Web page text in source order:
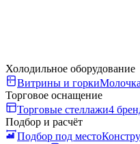
Холодильное оборудование
Витрины и горки
Торговое оснащение
Торговые стеллажи4
Подбор и расчёт
Подбор под место